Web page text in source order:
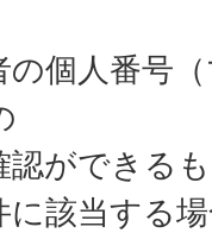
の個人番号
認ができる
に該当する